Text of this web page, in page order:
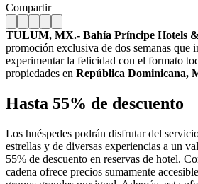
Compartir
TULUM, MX.- Bahía Príncipe Hotels
promoción exclusiva de dos semanas que
experimentar la felicidad con el formato
propiedades en República Dominicana,
Hasta 55% de descuento
Los huéspedes podrán disfrutar del
estrellas y de diversas experiencias a un
55% de descuento en reservas de hotel.
cadena ofrece precios sumamente